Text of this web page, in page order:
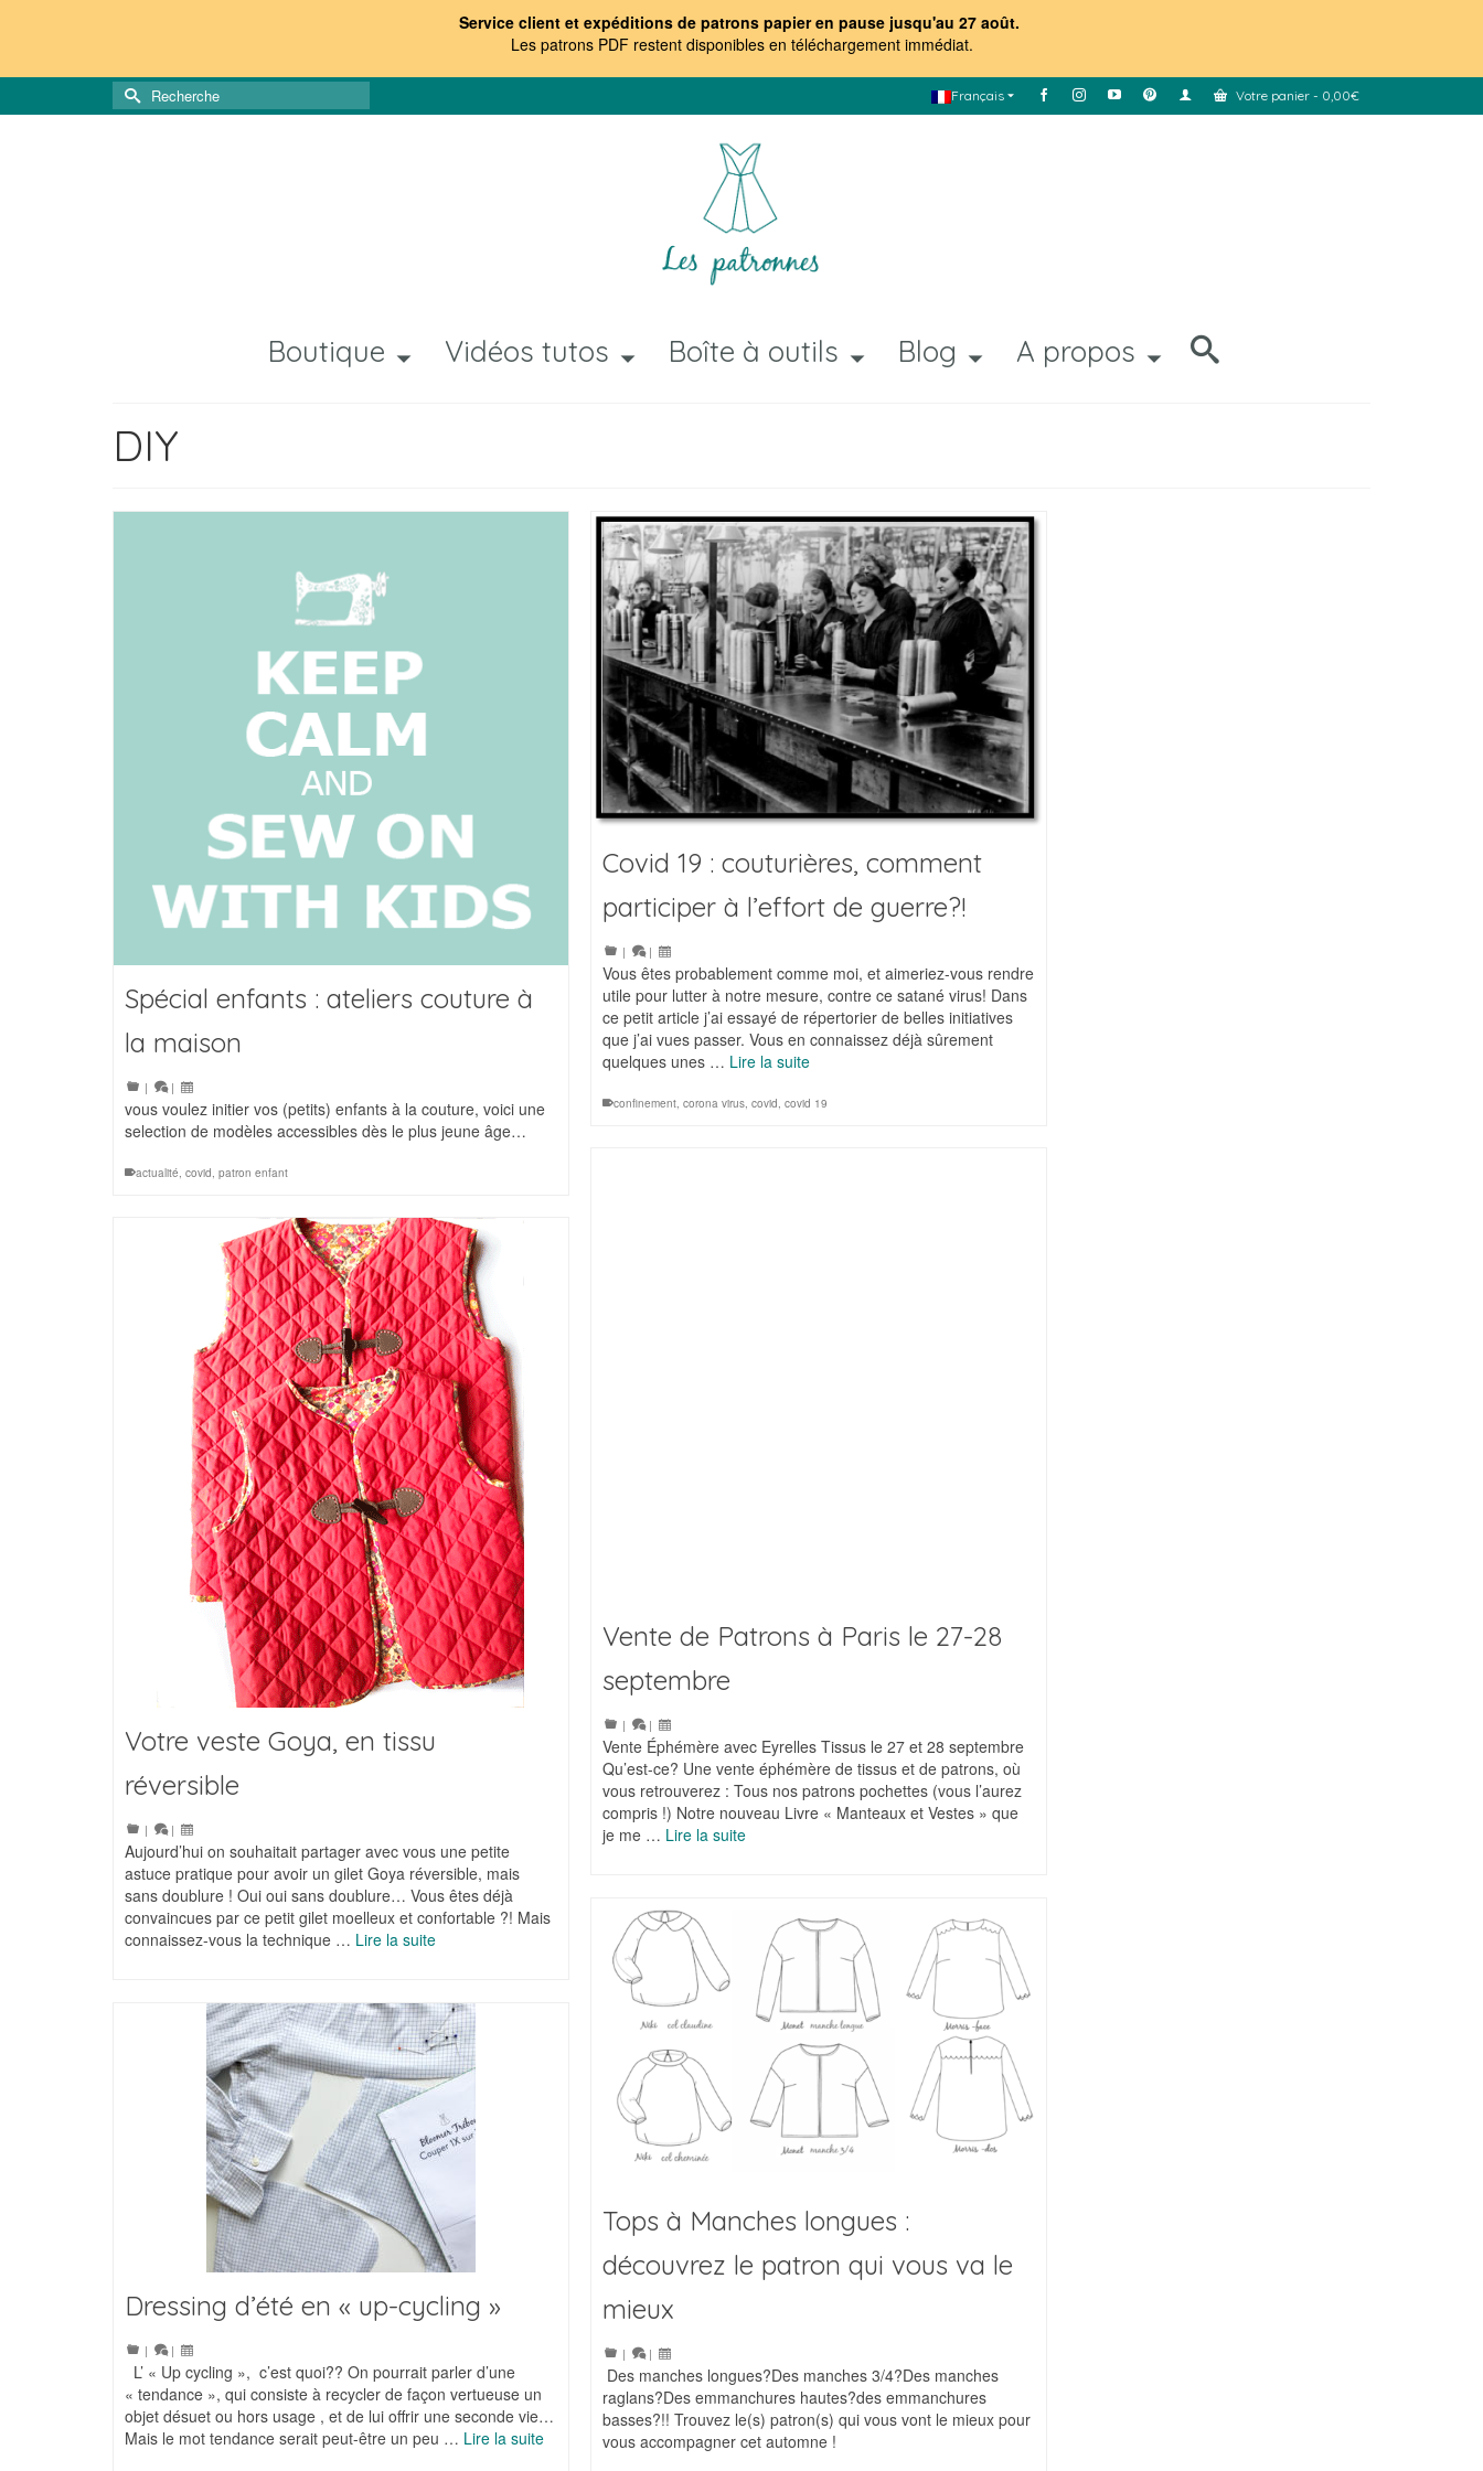
Service client et expéditions de patrons papier en pause jusqu'au 27 août.
Les patrons PDF restent disponibles en téléchargement immédiat.
Français Votre panier - 0,00€
Rechercher :
Boutique Vidéos tutos Boîte à outils Blog A propos
DIY
Spécial enfants : ateliers couture à
la maison
| |
vous voulez initier vos (petits) enfants à la couture, voici une
selection de modèles accessibles dès le plus jeune âge…
actualité covid patron enfant
Covid 19 : couturières, comment
participer à l’effort de guerre?!
| |
Vous êtes probablement comme moi, et aimeriez-vous rendre
utile pour lutter à notre mesure, contre ce satané virus! Dans
ce petit article j’ai essayé de répertorier de belles initiatives
que j’ai vues passer. Vous en connaissez déjà sûrement
quelques unes … Lire la suite
confinement corona virus covid covid 19
Vente de Patrons à Paris le 27-28
septembre
| |
Vente Éphémère avec Eyrelles Tissus le 27 et 28 septembre
Qu’est-ce? Une vente éphémère de tissus et de patrons, où
vous retrouverez : Tous nos patrons pochettes (vous l’aurez
compris !) Notre nouveau Livre « Manteaux et Vestes » que
je me … Lire la suite
Votre veste Goya, en tissu
réversible
| |
Aujourd’hui on souhaitait partager avec vous une petite
astuce pratique pour avoir un gilet Goya réversible, mais
sans doublure ! Oui oui sans doublure… Vous êtes déjà
convaincues par ce petit gilet moelleux et confortable ?! Mais
connaissez-vous la technique … Lire la suite
Tops à Manches longues :
découvrez le patron qui vous va le
mieux
| |
Des manches longues?Des manches 3/4?Des manches
raglans?Des emmanchures hautes?des emmanchures
basses?!! Trouvez le(s) patron(s) qui vous vont le mieux pour
vous accompagner cet automne !
Dressing d’été en « up-cycling »
| |
L’ « Up cycling », c’est quoi?? On pourrait parler d’une
« tendance », qui consiste à recycler de façon vertueuse un
objet désuet ou hors usage , et de lui offrir une seconde vie…
Mais le mot tendance serait peut-être un peu … Lire la suite